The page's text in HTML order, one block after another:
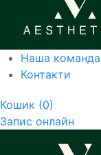
Наша команда
Контакти
Кошик (0)
Запис онлайн